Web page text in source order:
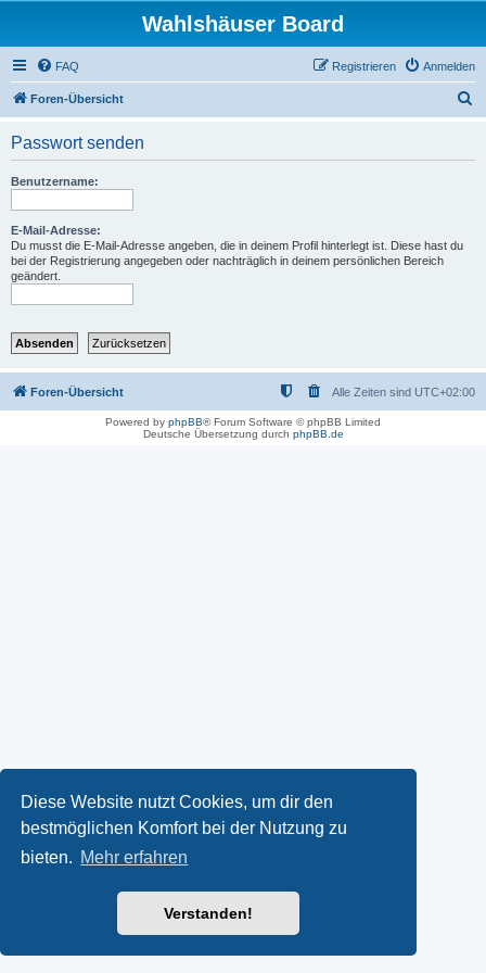
Diese Website nutzt Cookies, um dir den
bestmöglichen Komfort bei der Nutzung zu
bieten. Mehr erfahren
Verstanden!
Wahlshäuser Board
FAQ Anmelden
Registrieren
Foren-Übersicht
Passwort senden
Benutzername:
E-Mail-Adresse:
Du musst die E-Mail-Adresse angeben, die in deinem Profil hinterlegt ist. Diese hast du
bei der Registrierung angegeben oder nachträglich in deinem persönlichen Bereich
geändert.
Foren-Übersicht Alle Zeiten sind UTC+02:00
Powered by phpBB® Forum Software © phpBB Limited
Deutsche Übersetzung durch phpBB.de